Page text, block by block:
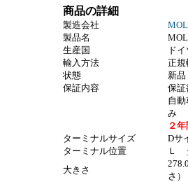
商品の詳細
製造会社
製品名
生産国
ドイ
輸入方法
正規
状態
新
保証内容
保証
自
み
２年
ターミナルサイズ
Dサ
ターミナル位置
Ｌ
大きさ
さ）